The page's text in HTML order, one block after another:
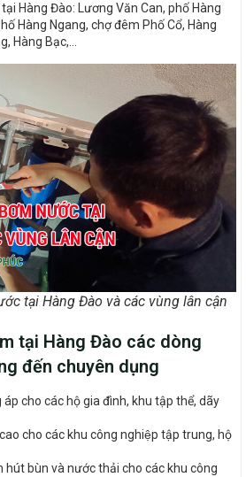
Hàng Đào: Lương Văn Can, phố Hàng
Hàng Ngang, chợ đêm Phố Cổ, Hàng
Hàng Bạc,…
tại Hàng Đào và các vùng lân cận
tại Hàng Đào các dòng
đến chuyên dụng
cho các hộ gia đình, khu tập thể, dãy
cho các khu công nghiệp tập trung, hộ
bùn và nước thải cho các khu công